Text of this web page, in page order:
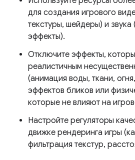
для создания игрового
текстуры, шейдеры) и звука
эффекты).
Отключите эффекты,
реалистичным
(анимация воды, ткани,
эффектов бликов или
которые не влияют на
Настройте регуляторы
движке рендеринга игры
фильтрация текстур,